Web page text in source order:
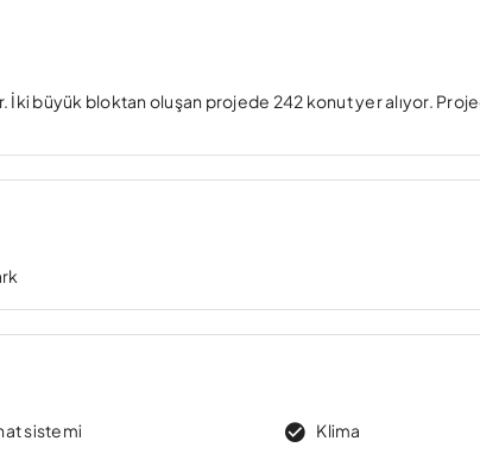
büyük bloktan oluşan projede 242 konut yer alıyor.
sistemi
Klima